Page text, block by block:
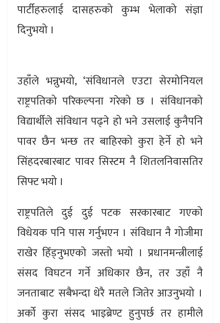
पार्टीहरुलाई दासहरुको कुम्भ भेलाको संज्ञा
दिनुभयो ।
उहाँले भन्नुभयो, ‘संविधानले एउटा सेरमोनियल
राष्ट्रपतिको परिकल्पना गरेको छ । संविधानको
विद्यार्थीले संविधान पढ्ने हो भने उसलाई कुनैपनि
पावर छैन भन्छ तर बाहिरको कुरा हेर्ने हो भने
सिंहदरबारबाट पावर सिस्टम नै शितलनिवासतिर
सिफ्ट भयो ।
राष्ट्रपतिले दुई दुई पटक सरकारबाट गएको
विधेयक पनि पास गर्नुभएन । संविधान नै गोजीमा
राखेर हिँड्नुभएको जस्तो भयो । प्रधानमन्त्रीलाई
संसद विघटन गर्ने अधिकार छैन, तर उहाँ नै
जनताबाट सबैभन्दा धेरै मतले जितेर आउनुभयो ।
अर्को कुरा संसद भाइब्रेण्ट हुनुपर्छ तर हामीले